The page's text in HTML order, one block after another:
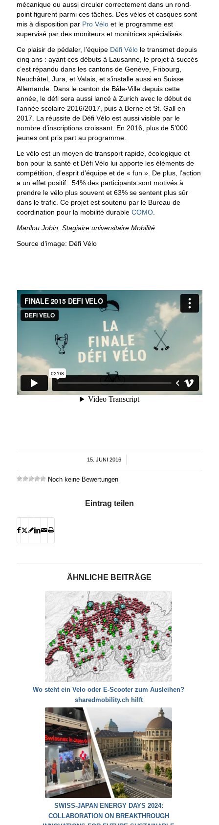
mécanique ou aussi circuler correctement dans un rond-
point figurent parmi ces tâches. Des vélos et casques sont
mis à disposition par Pro Véloet le programme est
supervisé par des moniteurs et monitrices spécialisés.
Ce plaisir de pédaler, l’équipe Défi Vélole transmet depuis
cinq ans : ayant ces débuts à Lausanne, le projet à succès
c’est répandu dans les cantons de Genève, Fribourg,
Neuchâtel, Jura, et Valais, et s’installe aussi en Suisse
Allemande. Dans le canton de Bâle-Ville depuis cette
année, le défi sera aussi lancé à Zurich avec le début de
l’année scolaire 2016/2017, puis à Berne et St. Gall en
2017. La réussite de Défi Vélo est aussi visible par le
nombre d’inscriptions croissant. En 2016, plus de 5’000
jeunes ont pris part au programme.
Le vélo est un moyen de transport rapide, écologique et
bon pour la santé et Défi Vélo lui apporte les éléments de
compétition, d’esprit d’équipe et de « fun ». De plus, l’action
a un effet positif : 54% des participants sont motivés à
prendre le vélo plus souvent et 63% se sentent plus sûr
dans le trafic. Ce projet est soutenu par le Bureau de
coordination pour la mobilité durable COMO.
Marilou Jobin, Stagiaire universitaire Mobilité
Source d’image: Défi Vélo
15. JUNI 2016
/
Noch keine Bewertungen
Eintrag teilen
ÄHNLICHE BEITRÄGE
Wo steht ein Velo oder E-Scooter zum Ausleihen?
sharedmobility.ch hilft
SWISS-JAPAN ENERGY DAYS 2024:
COLLABORATION ON BREAKTHROUGH